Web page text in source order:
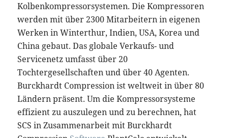
Kolbenkompressorsystemen. Die Kompressoren
werden mit über 2300 Mitarbeitern in eigenen
Werken in Winterthur, Indien, USA, Korea und
China gebaut. Das globale Verkaufs- und
Servicenetz umfasst über 20
Tochtergesellschaften und über 40 Agenten.
Burckhardt Compression ist weltweit in über 80
Ländern präsent. Um die Kompressorsysteme
effizient zu auszulegen und zu berechnen, hat
SCS in Zusammenarbeit mit Burckhardt